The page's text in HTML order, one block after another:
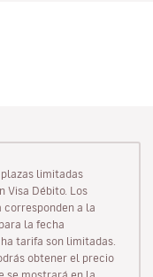
limitadas
Visa Débito. Los
corresponden a la
la fecha
tarifa son limitadas.
obtener el precio
se mostrará en la